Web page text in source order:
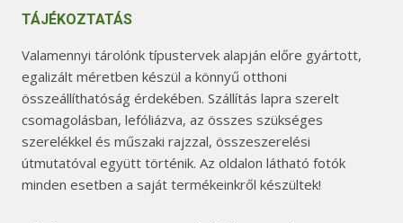
TÁJÉKOZTATÁS
Valamennyi tárolónk típustervek alapján előre gyártott,
egalizált méretben készül a könnyű otthoni
összeállíthatóság érdekében. Szállítás lapra szerelt
csomagolásban, lefóliázva, az összes szükséges
szerelékkel és műszaki rajzzal, összeszerelési
útmutatóval együtt történik. Az oldalon látható fotók
minden esetben a saját termékeinkről készültek!